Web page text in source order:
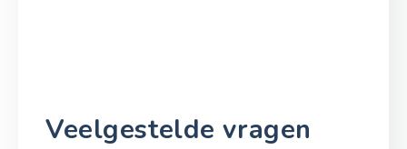
Veelgestelde vragen